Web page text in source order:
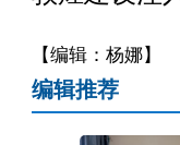
【编辑：杨娜】
编辑推荐